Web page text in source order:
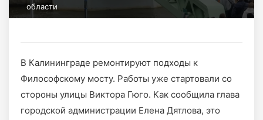
области
В Калининграде ремонтируют подходы к
Философскому мосту. Работы уже стартовали со
стороны улицы Виктора Гюго. Как сообщила глава
городской администрации Елена Дятлова, это